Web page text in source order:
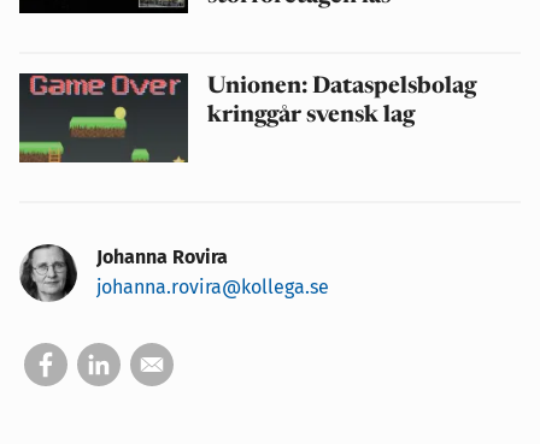
Unionen: Dataspelsbolag
kringgår svensk lag
Johanna Rovira
johanna.rovira@kollega.se